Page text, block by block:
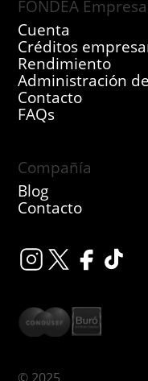
FONDEA
Cuenta
Créditos
Rendimiento
Administración
Contacto
FAQs
Compañía
Blog
Contacto